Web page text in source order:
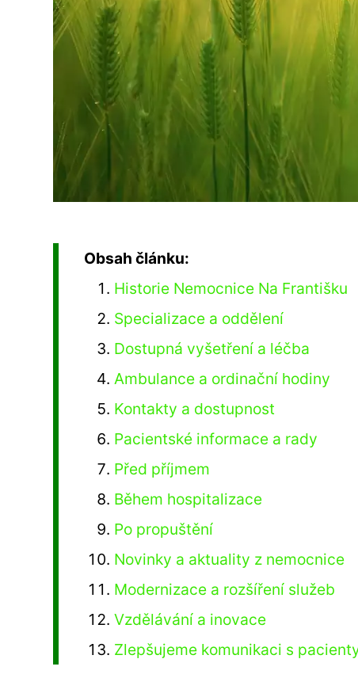
Obsah článku:
Historie Nemocnice Na Františku
Specializace a oddělení
Dostupná vyšetření a léčba
Ambulance a ordinační hodiny
Kontakty a dostupnost
Pacientské informace a rady
Před příjmem
Během hospitalizace
Po propuštění
Novinky a aktuality z nemocnice
Modernizace a rozšíření služeb
Vzdělávání a inovace
Zlepšujeme komunikaci s